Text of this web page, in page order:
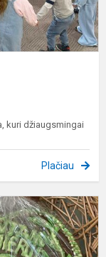
kuri džiaugsmingai
Plačiau